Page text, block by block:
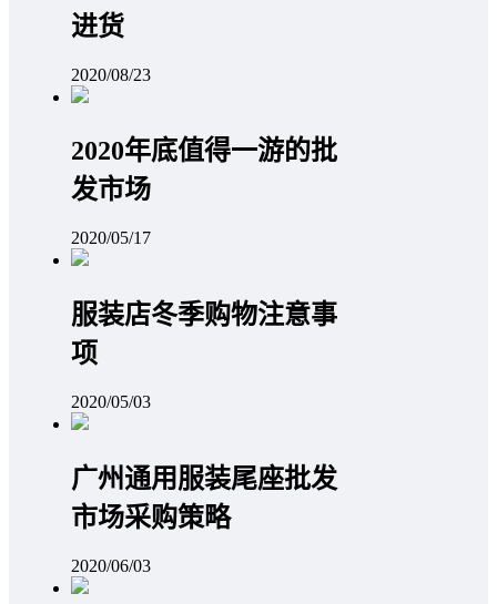
进货
2020/08/23
2020年底值得一游的批
发市场
2020/05/17
服装店冬季购物注意事
项
2020/05/03
广州通用服装尾座批发
市场采购策略
2020/06/03